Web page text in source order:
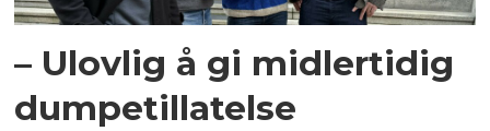
– Ulovlig å gi midlertidig
dumpetillatelse